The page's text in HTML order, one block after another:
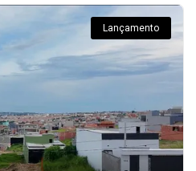
Lançamento